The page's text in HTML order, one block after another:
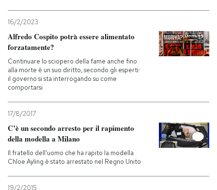
16/2/2023
Alfredo Cospito potrà essere alimentato
forzatamente?
Continuare lo sciopero della fame anche fino
alla morte è un suo diritto, secondo gli esperti:
il governo si sta interrogando su come
comportarsi
17/8/2017
C’è un secondo arresto per il rapimento
della modella a Milano
Il fratello dell'uomo che ha rapito la modella
Chloe Ayling è stato arrestato nel Regno Unito
19/2/2015